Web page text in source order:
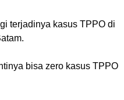
terjadinya kasus TPPO di
bisa zero kasus TPPO